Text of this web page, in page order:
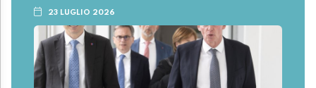
23 LUGLIO 2026